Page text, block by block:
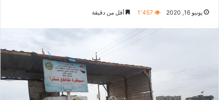
يونيو 16, 2020 1٬457 أقل من دقيقة